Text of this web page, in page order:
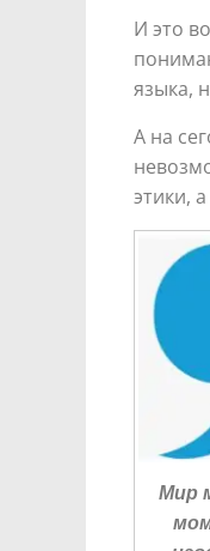
И это
языка,
А на
этики,
Мир